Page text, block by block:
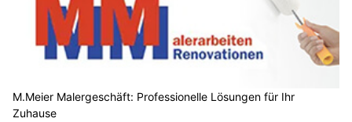
M.Meier Malergeschäft: Professionelle Lösungen für Ihr
Zuhause